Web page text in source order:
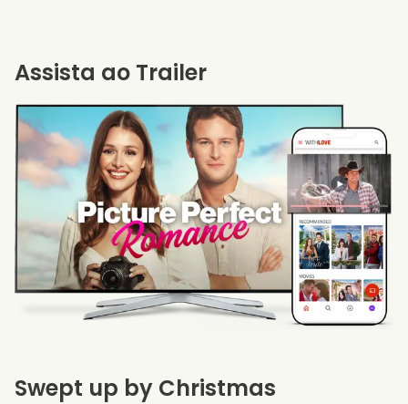
Swept up by Christmas
Assista ao Trailer